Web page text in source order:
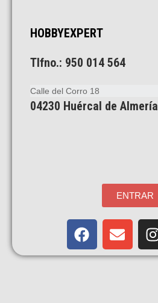
HOBBYEXPERT
Tlfno.: 950 014 564
Calle del Corro 18
04230 Huércal de Almería
ENTRAR